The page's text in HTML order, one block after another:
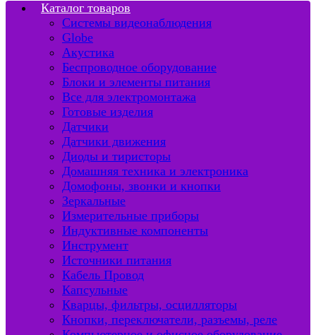
Каталог товаров
Системы видеонаблюдения
Globe
Акустика
Беспроводное оборудование
Блоки и элементы питания
Все для электромонтажа
Готовые изделия
Датчики
Датчики движения
Диоды и тиристоры
Домашняя техника и электроника
Домофоны, звонки и кнопки
Зеркальные
Измерительные приборы
Индуктивные компоненты
Инструмент
Источники питания
Кабель Провод
Капсульные
Кварцы, фильтры, осцилляторы
Кнопки, переключатели, разъемы, реле